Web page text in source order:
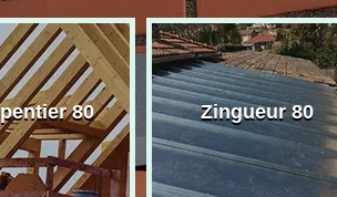
80 Zingueur 80